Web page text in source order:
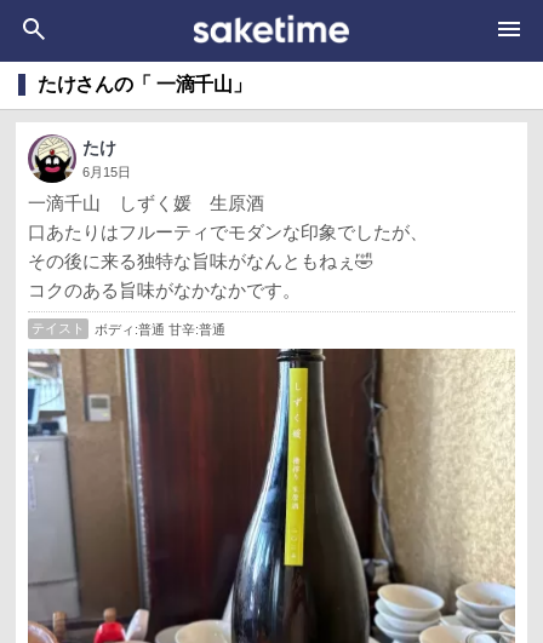
たけさんの「 一滴千山」
たけ
6月15日
一滴千山 しずく媛 生原酒
口あたりはフルーティでモダンな印象でしたが、
その後に来る独特な旨味がなんともねぇ🤣
コクのある旨味がなかなかです。
テイスト ボディ:普通 甘辛:普通